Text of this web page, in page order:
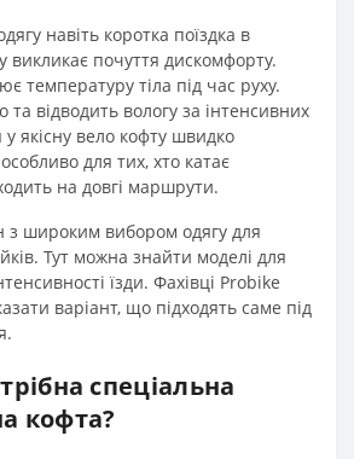
навіть коротка поїздка в
викликає почуття дискомфорту.
температуру тіла під час руху.
відводить вологу за інтенсивних
у якісну вело кофту швидко
для тих, хто катає
на довгі маршрути.
з широким вибором одягу для
Тут можна знайти моделі для
їзди. Фахівці Probike
варіант, що підходять саме під
спеціальна
кофта?